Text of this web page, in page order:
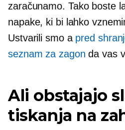
zaračunamo. Tako boste
napake, ki bi lahko
Ustvarili smo a pred
seznam za zagon da vas
Ali obstajajo
tiskanja na